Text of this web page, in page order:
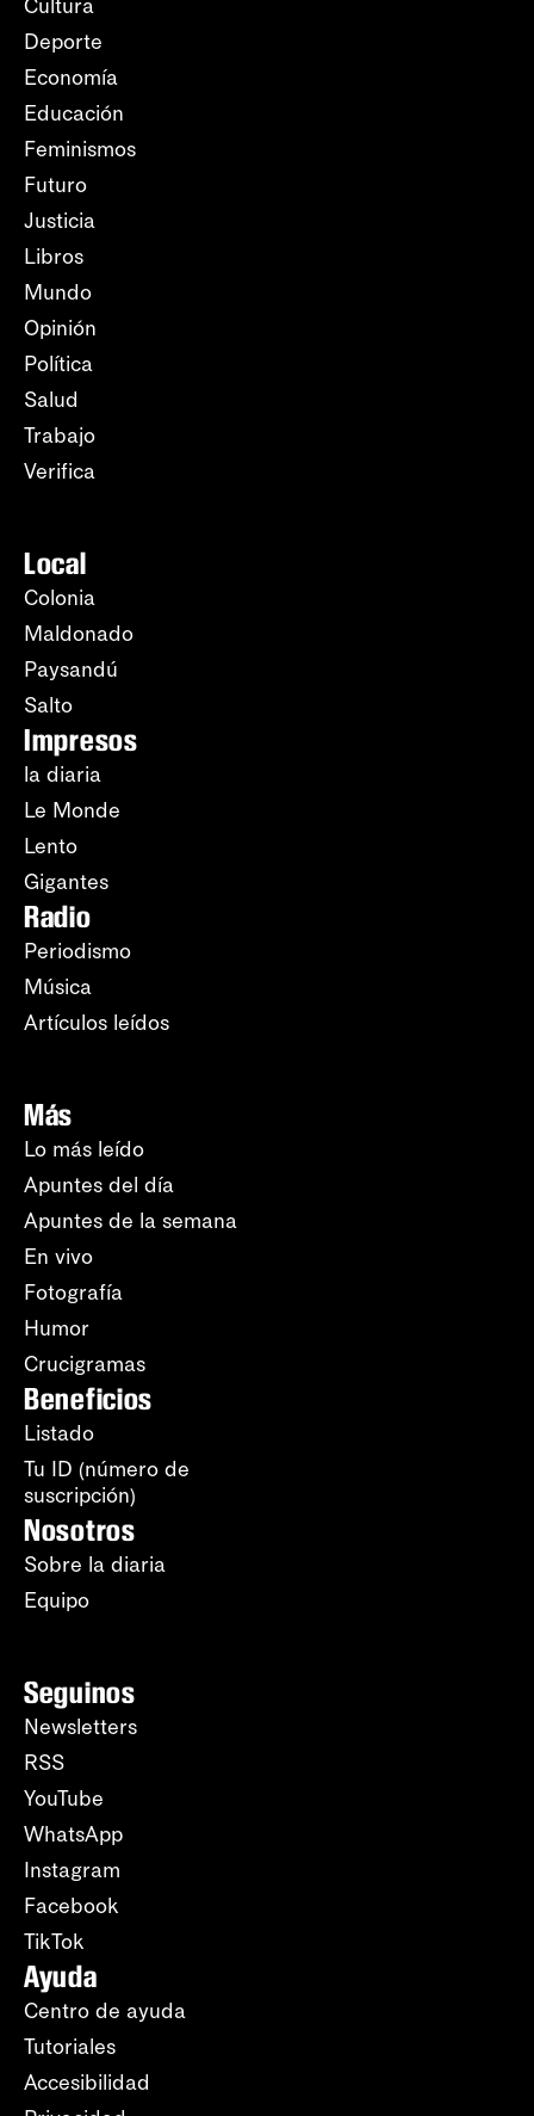
Cultura
Deporte
Economía
Educación
Feminismos
Futuro
Justicia
Libros
Mundo
Opinión
Política
Salud
Trabajo
Verifica
Local
Colonia
Maldonado
Paysandú
Salto
Impresos
la diaria
Le Monde
Lento
Gigantes
Radio
Periodismo
Música
Artículos leídos
Más
Lo más leído
Apuntes del día
Apuntes de la semana
En vivo
Fotografía
Humor
Crucigramas
Beneficios
Listado
Tu ID (número de
suscripción)
Nosotros
Sobre la diaria
Equipo
Seguinos
Newsletters
RSS
YouTube
WhatsApp
Instagram
Facebook
TikTok
Ayuda
Centro de ayuda
Tutoriales
Accesibilidad